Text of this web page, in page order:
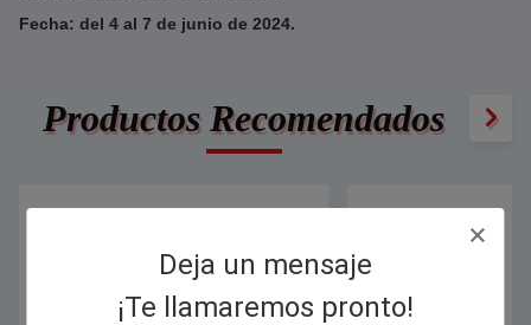
Deja un mensaje
¡Te llamaremos pronto!
Fecha: del 4 al 7 de junio de 2024.
Productos Recomendados